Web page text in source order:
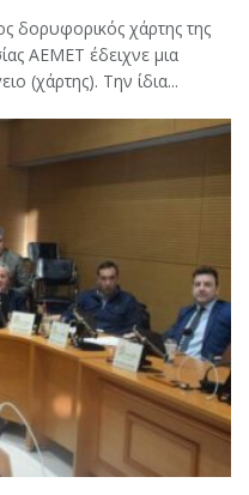
δορυφορικός χάρτης της
AEMET έδειχνε μια
(χάρτης). Την ίδια...